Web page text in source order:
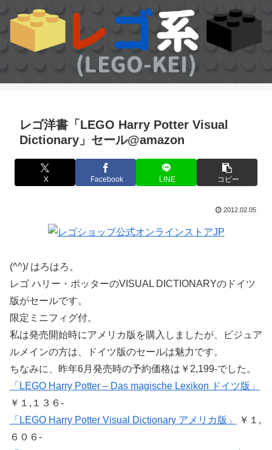
レゴ洋書「LEGO Harry Potter Visual
Dictionary」セール@amazon
X Facebook LINE コピー
2012.02.05
(^^)/ はろはろ。
レゴ ハリー・ポッターのVISUAL DICTIONARYのドイツ
版がセールです。
限定ミニフィグ付。
私は発売開始時にアメリカ版を購入しましたが、ビジュア
ルメインの方は、ドイツ版のセールは魅力です。
ちなみに、昨年6月発売時の予約価格は￥2,199-でした。
「LEGO Harry Potter – Das magische Lexikon ドイツ版」
￥１,１３６-
「LEGO Harry Potter Visual Dictionary アメリカ版」
￥１,
６０６-